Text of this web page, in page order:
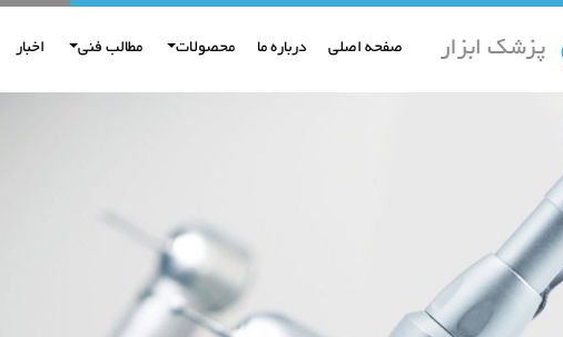
صفحه اصلی درباره ما محصولات مطالب فنی اخبار